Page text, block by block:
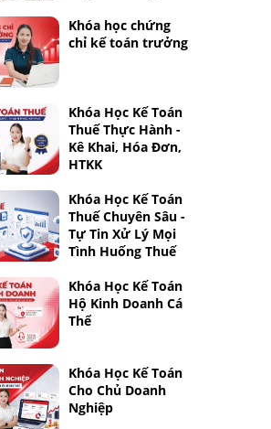
Khóa học chứng
chỉ kế toán trưởng
Khóa Học Kế Toán
Thuế Thực Hành -
Kê Khai, Hóa Đơn,
HTKK
Khóa Học Kế Toán
Thuế Chuyên Sâu -
Tự Tin Xử Lý Mọi
Tình Huống Thuế
Khóa Học Kế Toán
Hộ Kinh Doanh Cá
Thể
Khóa Học Kế Toán
Cho Chủ Doanh
Nghiệp